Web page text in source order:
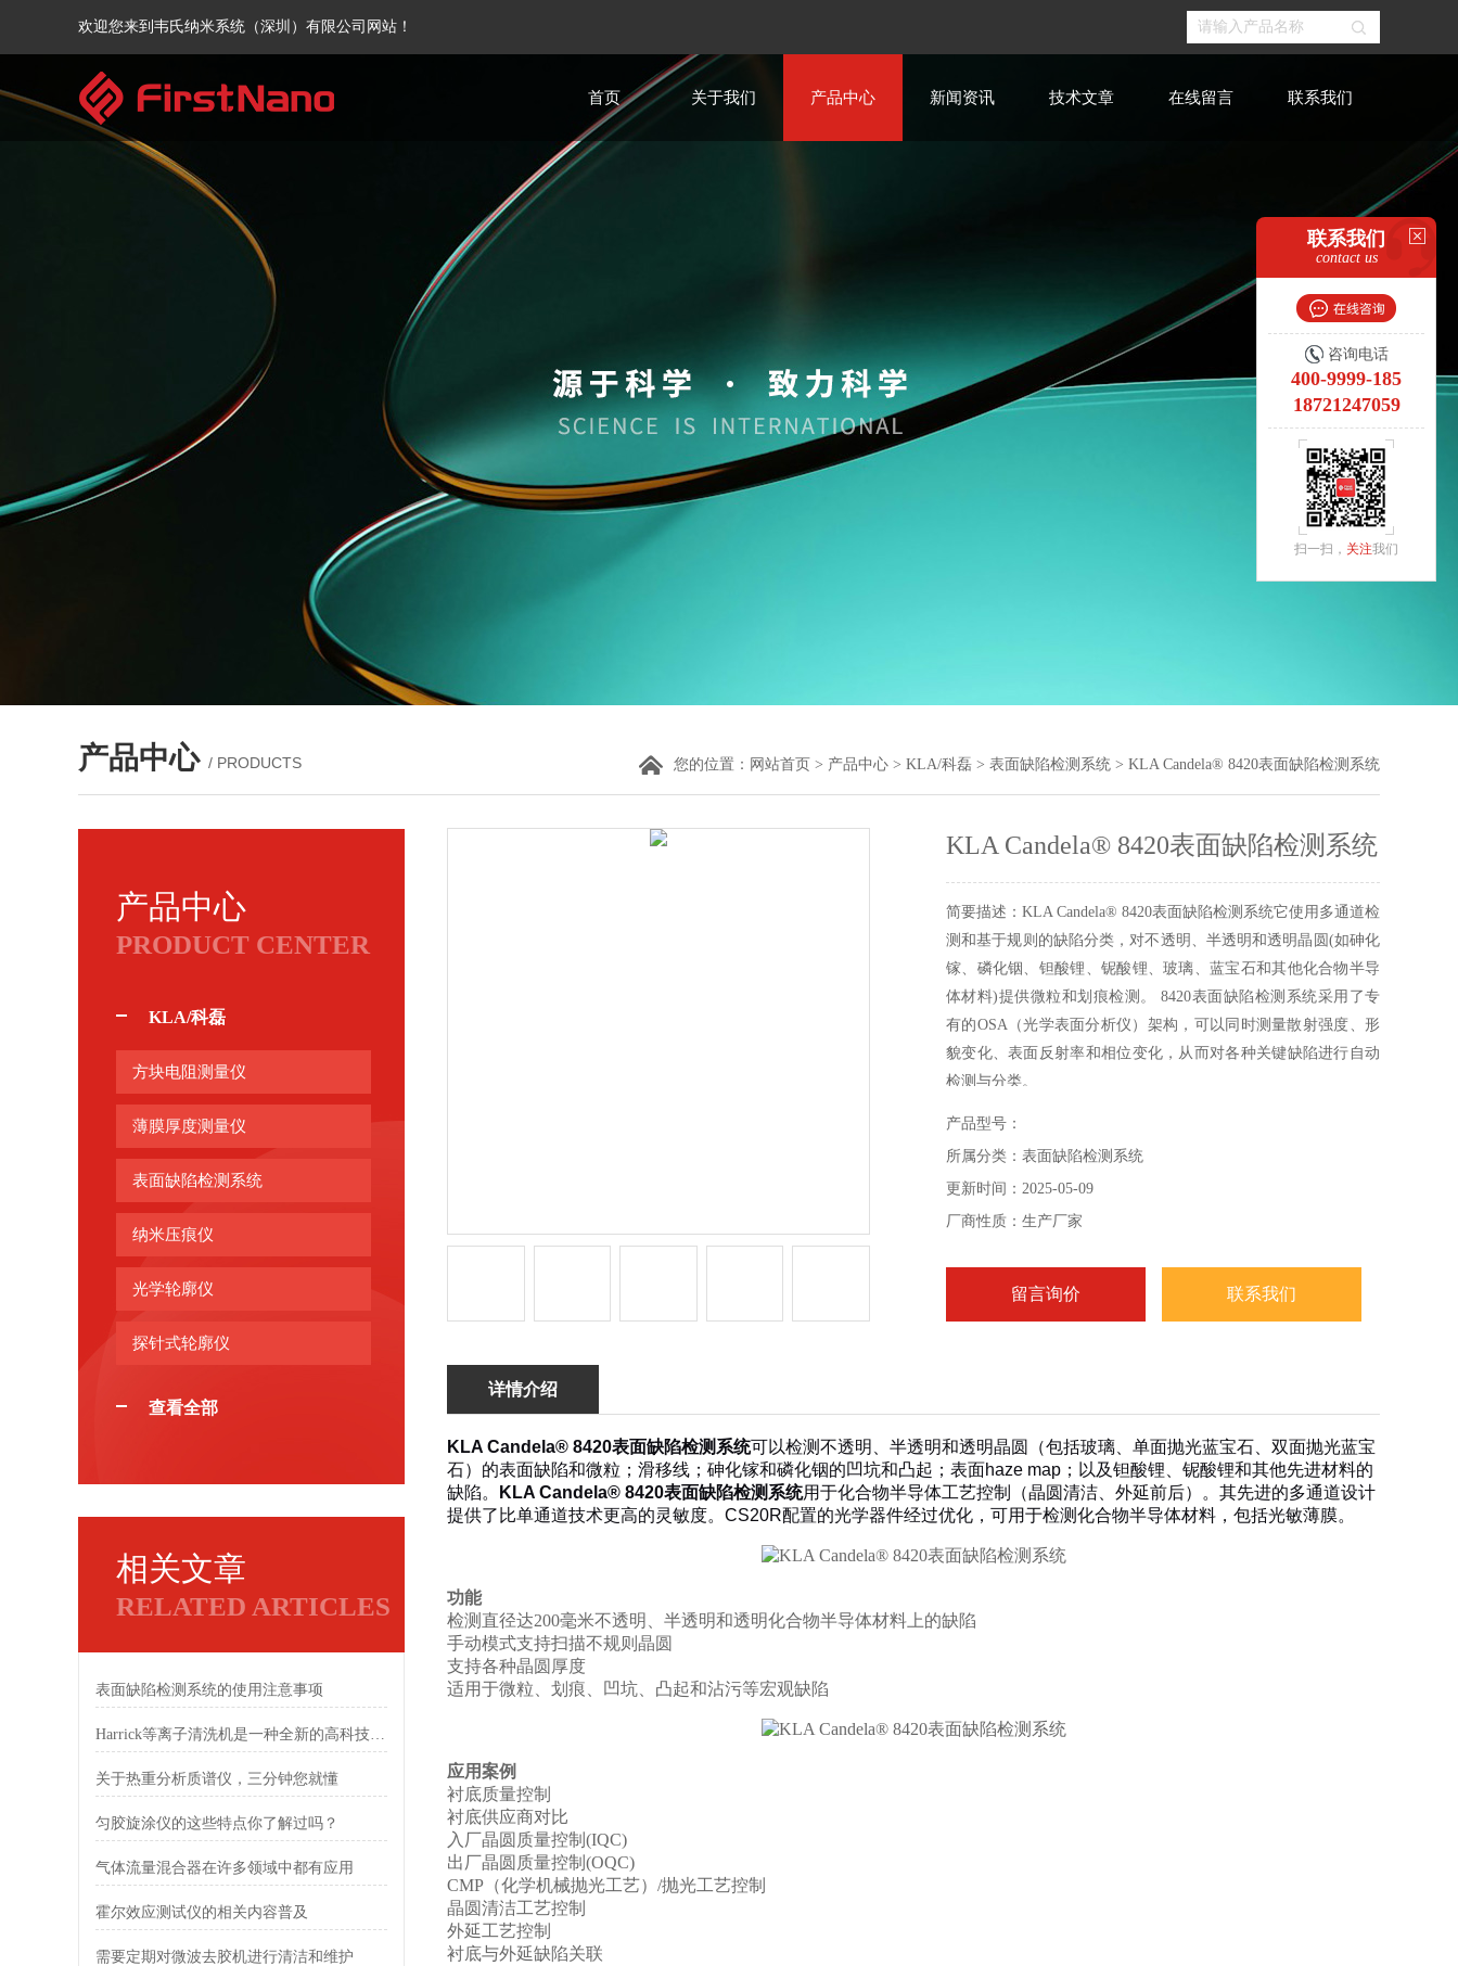
欢迎您来到韦氏纳米系统（深圳）有限公司网站！
首页 关于我们 产品中心 新闻资讯 技术文章 在线留言 联系我们
产品中心 / PRODUCTS 您的位置： 网站首页 > 产品中心 > KLA/科磊 > 表面缺陷检测系统 > KLA Candela® 8420表面缺陷检测系统
产品中心
PRODUCT CENTER
KLA/科磊
方块电阻测量仪
薄膜厚度测量仪
表面缺陷检测系统
纳米压痕仪
光学轮廓仪
探针式轮廓仪
查看全部
相关文章
RELATED ARTICLES
表面缺陷检测系统的使用注意事项
Harrick等离子清洗机是一种全新的高科技技术
关于热重分析质谱仪，三分钟您就懂
匀胶旋涂仪的这些特点你了解过吗？
气体流量混合器在许多领域中都有应用
霍尔效应测试仪的相关内容普及
需要定期对微波去胶机进行清洁和维护
KLA Candela® 8420表面缺陷检测系统
简要描述：KLA Candela® 8420表面缺陷检测系统它使用多通道检
测和基于规则的缺陷分类，对不透明、半透明和透明晶圆(如砷化
镓、磷化铟、钽酸锂、铌酸锂、玻璃、蓝宝石和其他化合物半导
体材料)提供微粒和划痕检测。 8420表面缺陷检测系统采用了专
有的OSA（光学表面分析仪）架构，可以同时测量散射强度、形
貌变化、表面反射率和相位变化，从而对各种关键缺陷进行自动
检测与分类。
产品型号：
所属分类：表面缺陷检测系统
更新时间：2025-05-09
厂商性质：生产厂家
留言询价 联系我们
详情介绍
KLA Candela® 8420表面缺陷检测系统可以检测不透明、半透明和透明晶圆（包括玻璃、单面抛光蓝宝石、双面抛光蓝宝
石）的表面缺陷和微粒；滑移线；砷化镓和磷化铟的凹坑和凸起；表面haze map；以及钽酸锂、铌酸锂和其他先进材料的
缺陷。
KLA Candela® 8420表面缺陷检测系统用于化合物半导体工艺控制（晶圆清洁、外延前后）。其先进的多通道设计
提供了比单通道技术更高的灵敏度。CS20R配置的光学器件经过优化，可用于检测化合物半导体材料，包括光敏薄膜。
功能
检测直径达200毫米不透明、半透明和透明化合物半导体材料上的缺陷
手动模式支持扫描不规则晶圆
支持各种晶圆厚度
适用于微粒、划痕、凹坑、凸起和沾污等宏观缺陷
应用案例
衬底质量控制
衬底供应商对比
入厂晶圆质量控制(IQC)
出厂晶圆质量控制(OQC)
CMP（化学机械抛光工艺）/抛光工艺控制
晶圆清洁工艺控制
外延工艺控制
衬底与外延缺陷关联
联系我们
contact us
咨询电话
400-9999-185
18721247059
扫一扫， 关注我们